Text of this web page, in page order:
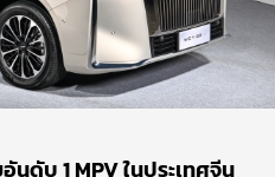
นดับ 1 MPV ในประเทศจีน